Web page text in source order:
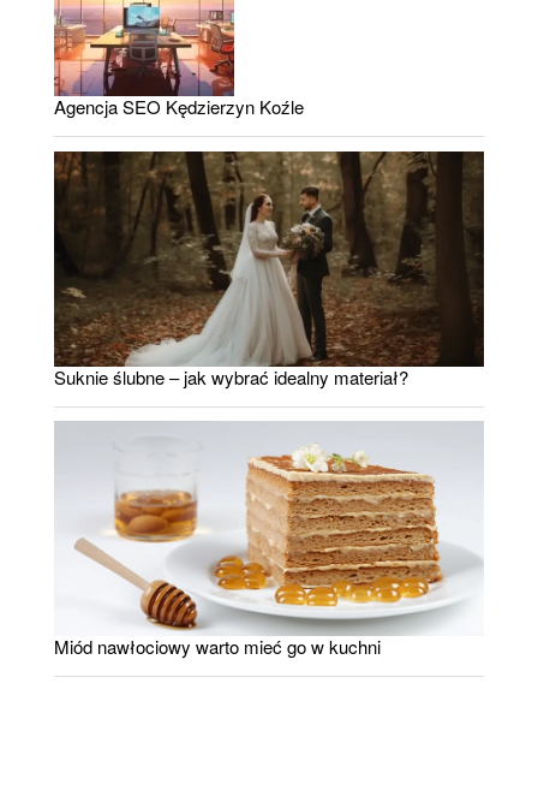
Agencja SEO Kędzierzyn Koźle
Suknie ślubne – jak wybrać idealny materiał?
Miód nawłociowy warto mieć go w kuchni